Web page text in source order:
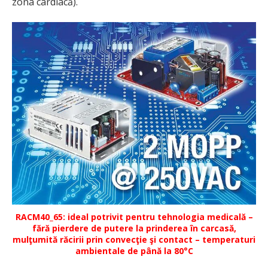
RACM40_65: ideal potrivit pentru tehnologia medicală –
fără pierdere de putere la prinderea în carcasă,
mulţumită răcirii prin convecţie şi contact – temperaturi
ambientale de până la 80°C